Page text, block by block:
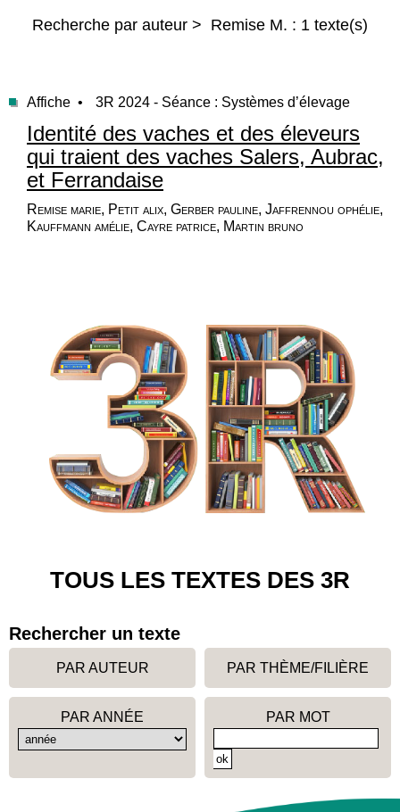
Recherche par auteur > Remise M. : 1 texte(s)
Affiche • 3R 2024 - Séance : Systèmes d’élevage
Identité des vaches et des éleveurs
qui traient des vaches Salers, Aubrac,
et Ferrandaise
Remise marie, Petit alix, Gerber pauline, Jaffrennou ophélie,
Kauffmann amélie, Cayre patrice, Martin bruno
TOUS LES TEXTES DES 3R
Rechercher un texte
PAR AUTEUR PAR THÈME/FILIÈRE
PAR ANNÉE PAR MOT